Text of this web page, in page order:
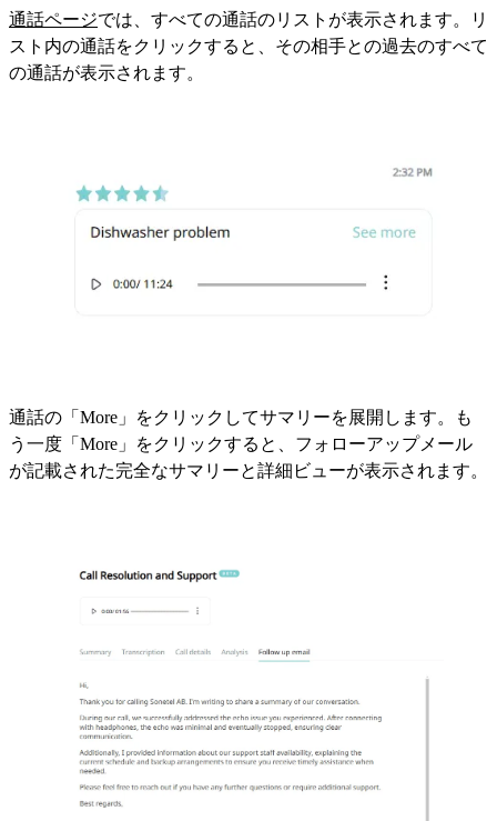
通話ページでは、すべての通話のリストが表示されます。リ
スト内の通話をクリックすると、その相手との過去のすべて
の通話が表示されます。
通話の「More」をクリックしてサマリーを展開します。も
う一度「More」をクリックすると、フォローアップメール
が記載された完全なサマリーと詳細ビューが表示されます。